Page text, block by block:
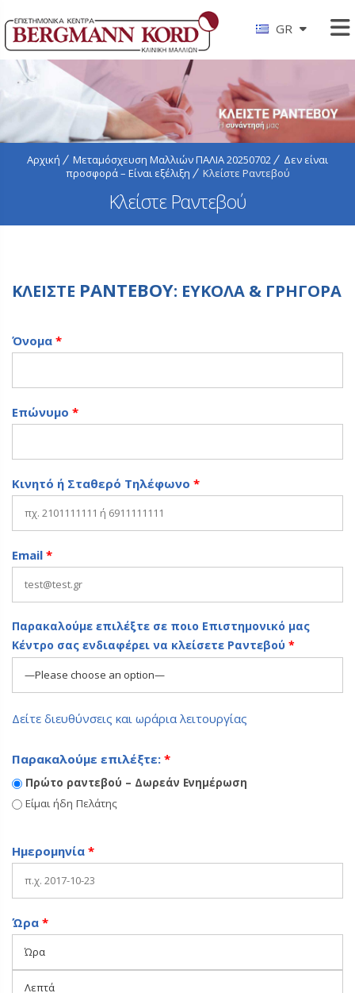
GR
Αρχική Μεταμόσχευση Μαλλιών ΠΑΛΙΑ 20250702
Δεν είναι
προσφορά – Είναι εξέλιξη
Κλείστε Ραντεβού
Κλείστε Ραντεβού
ΚΛΕΙΣΤΕ ΡΑΝΤΕΒΟΥ: ΕΥΚΟΛΑ & ΓΡΗΓΟΡΑ
Όνομα *
Επώνυμο *
Κινητό ή Σταθερό Τηλέφωνο *
Email *
Παρακαλούμε επιλέξτε σε ποιο Επιστημονικό μας
Κέντρο σας ενδιαφέρει να κλείσετε Ραντεβού *
Δείτε διευθύνσεις και ωράρια λειτουργίας
Παρακαλούμε επιλέξτε: *
Πρώτο ραντεβού – Δωρεάν Ενημέρωση
Είμαι ήδη Πελάτης
Ημερομηνία *
Ώρα *